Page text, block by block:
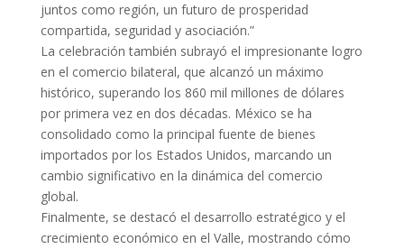
juntos como región, un futuro de prosperidad
compartida, seguridad y asociación.”
La celebración también subrayó el impresionante logro
en el comercio bilateral, que alcanzó un máximo
histórico, superando los 860 mil millones de dólares
por primera vez en dos décadas. México se ha
consolidado como la principal fuente de bienes
importados por los Estados Unidos, marcando un
cambio significativo en la dinámica del comercio
global.
Finalmente, se destacó el desarrollo estratégico y el
crecimiento económico en el Valle, mostrando cómo